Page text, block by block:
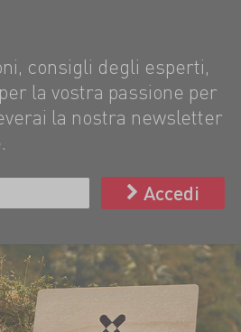
consigli degli esperti,
la vostra passione per
la nostra newsletter
Accedi